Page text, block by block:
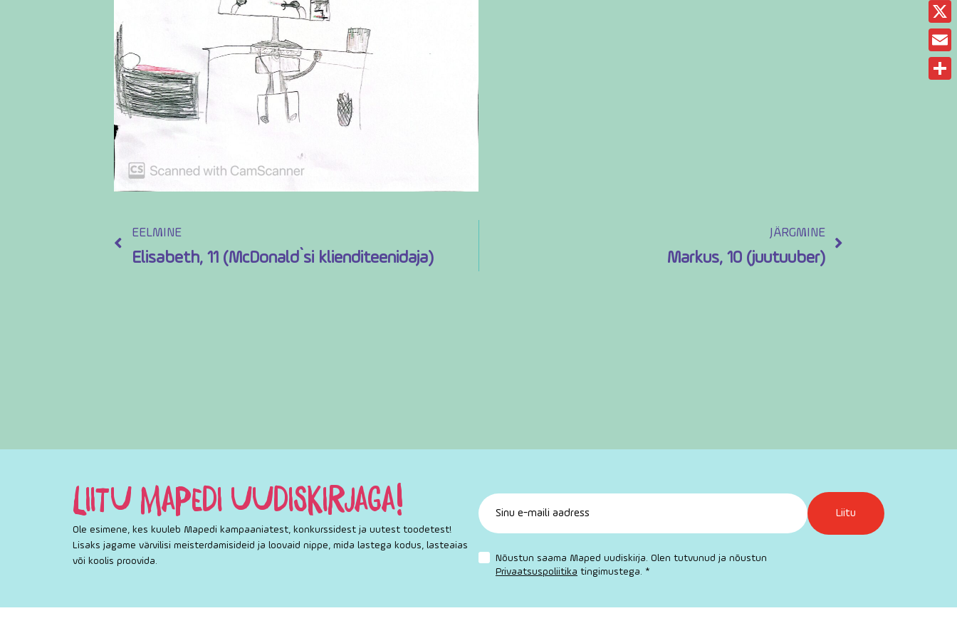
EELMINE
Elisabeth, 11 (McDonald`si klienditeenidaja)
JÄRGMINE
Markus, 10 (juutuuber)
LIITU MAPEDI UUDISKIRJAGA!
Ole esimene, kes kuuleb Mapedi kampaaniatest, konkurssidest ja uutest toodetest!
Lisaks jagame värvilisi meisterdamisideid ja loovaid nippe, mida lastega kodus, lasteaias
või koolis proovida.
Nõustun saama Maped uudiskirja. Olen tutvunud ja nõustun
Privaatsuspoliitika tingimustega. *
X